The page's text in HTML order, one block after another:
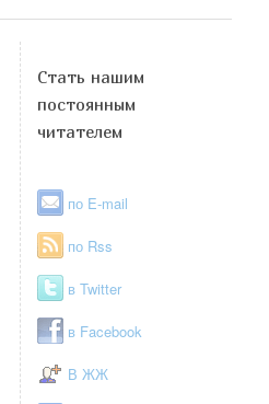
Стать нашим
постоянным
читателем
по E-mail
по Rss
в Twitter
в Facebook
В ЖЖ